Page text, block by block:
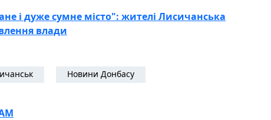
і дуже сумне місто": жителі Лисичанська
влади
Новини Донбасу